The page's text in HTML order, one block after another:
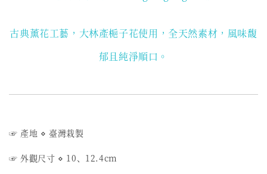
古典薰花工藝，大林產梔子花使用 ，全天然素材，風味馥
郁且純淨順口。
☞ 產地 ⋄ 臺灣栽製
☞ 外觀尺寸 ⋄ 10、12.4cm